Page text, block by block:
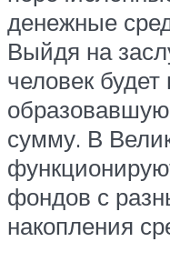
денежные
Выйдя на
человек будет
сумму. В
фондов с
накопления